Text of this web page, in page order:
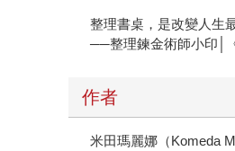
整理書桌，是改變人生
──整理鍊金術師小印│
作者
米田瑪麗娜（Komeda